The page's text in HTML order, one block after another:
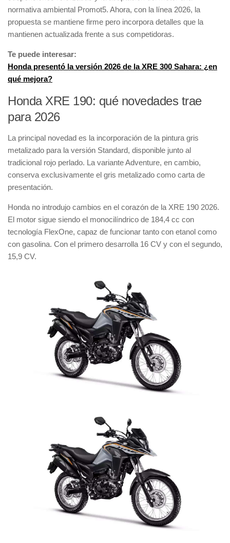
normativa ambiental Promot5. Ahora, con la línea 2026, la
propuesta se mantiene firme pero incorpora detalles que la
mantienen actualizada frente a sus competidoras.
Te puede interesar:
Honda presentó la versión 2026 de la XRE 300 Sahara: ¿en
qué mejora?
Honda XRE 190: qué novedades trae
para 2026
La principal novedad es la incorporación de la pintura gris
metalizado para la versión Standard, disponible junto al
tradicional rojo perlado. La variante Adventure, en cambio,
conserva exclusivamente el gris metalizado como carta de
presentación.
Honda no introdujo cambios en el corazón de la XRE 190 2026.
El motor sigue siendo el monocilíndrico de 184,4 cc con
tecnología FlexOne, capaz de funcionar tanto con etanol como
con gasolina. Con el primero desarrolla 16 CV y con el segundo,
15,9 CV.